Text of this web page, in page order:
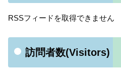
RSSフィードを取得できません
訪問者数(Visitors)